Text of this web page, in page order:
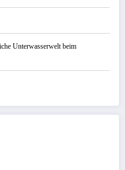
Unterwasserwelt beim